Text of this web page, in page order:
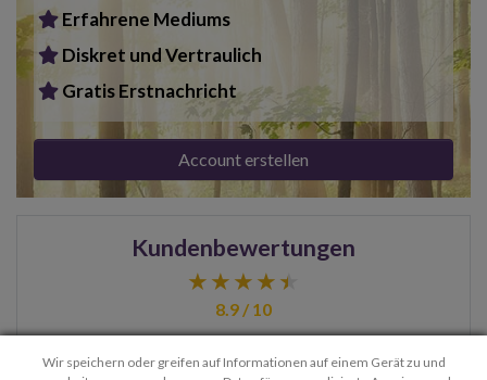
Erfahrene Mediums
Diskret und Vertraulich
Gratis Erstnachricht
Account erstellen
Kundenbewertungen
8.9 / 10
Das war mein erstes Gespräch,auf Drängen meiner
Wir speichern oder greifen auf Informationen auf einem Gerät zu und